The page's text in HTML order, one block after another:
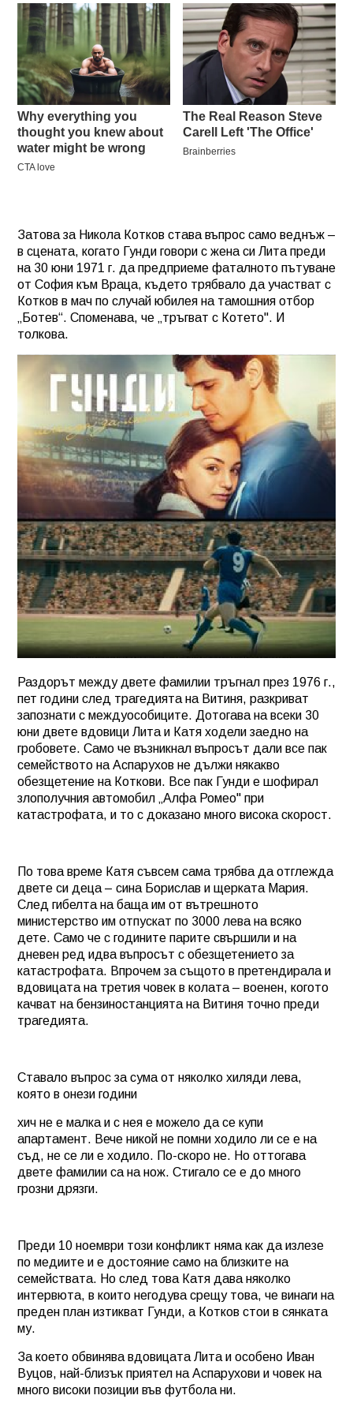
Затова за Никола Котков става въпрос само веднъж –
в сцената, когато Гунди говори с жена си Лита преди
на 30 юни 1971 г. да предприеме фаталното пътуване
от София към Враца, където трябвало да участват с
Котков в мач по случай юбилея на тамошния отбор
„Ботев“. Споменава, че „тръгват с Котето". И
толкова.
Раздорът между двете фамилии тръгнал през 1976 г.,
пет години след трагедията на Витиня, разкриват
запознати с междуособиците. Дотогава на всеки 30
юни двете вдовици Лита и Катя ходели заедно на
гробовете. Само че възникнал въпросът дали все пак
семейството на Аспарухов не дължи някакво
обезщетение на Коткови. Все пак Гунди е шофирал
злополучния автомобил „Алфа Ромео" при
катастрофата, и то с доказано много висока скорост.
По това време Катя съвсем сама трябва да отглежда
двете си деца – сина Борислав и щерката Мария.
След гибелта на баща им от вътрешното
министерство им отпускат по 3000 лева на всяко
дете. Само че с годините парите свършили и на
дневен ред идва въпросът с обезщетението за
катастрофата. Впрочем за същото в претендирала и
вдовицата на третия човек в колата – военен, когото
качват на бензиностанцията на Витиня точно преди
трагедията.
Ставало въпрос за сума от няколко хиляди лева,
която в онези години
хич не е малка и с нея е можело да се купи
апартамент. Вече никой не помни ходило ли се е на
съд, не се ли е ходило. По-скоро не. Но оттогава
двете фамилии са на нож. Стигало се е до много
грозни дрязги.
Преди 10 ноември този конфликт няма как да излезе
по медиите и е достояние само на близките на
семействата. Но след това Катя дава няколко
интервюта, в които негодува срещу това, че винаги на
преден план изтикват Гунди, а Котков стои в сянката
му.
За което обвинява вдовицата Лита и особено Иван
Вуцов, най-близък приятел на Аспарухови и човек на
много високи позиции във футбола ни.